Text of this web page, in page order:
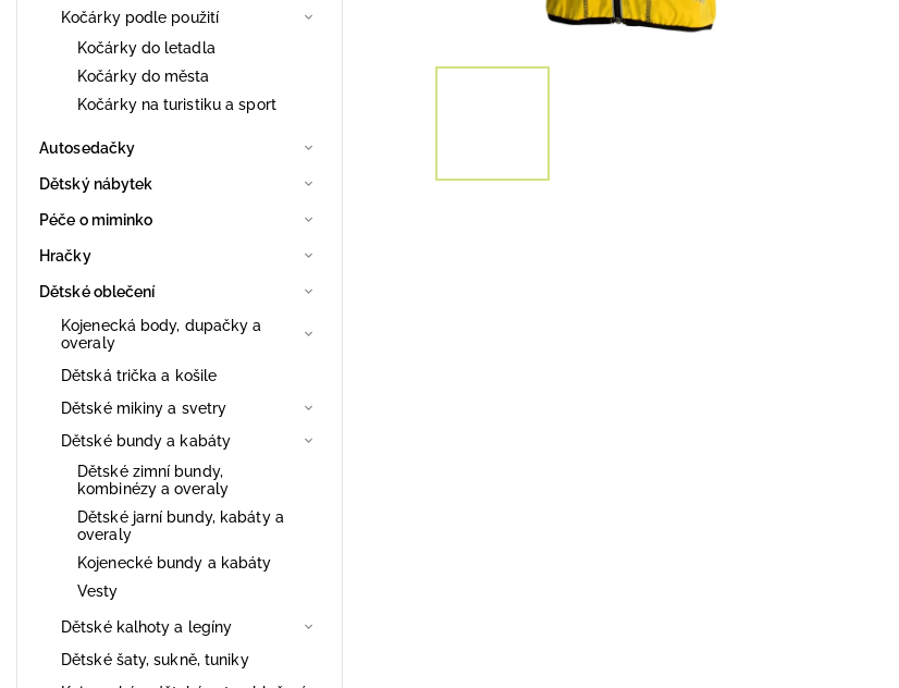
Kočárky podle použití
Kočárky do letadla
Kočárky do města
Kočárky na turistiku a sport
Autosedačky
Dětský nábytek
Péče o miminko
Hračky
Dětské oblečení
Kojenecká body, dupačky a
overaly
Dětská trička a košile
Dětské mikiny a svetry
Dětské bundy a kabáty
Dětské zimní bundy,
kombinézy a overaly
Dětské jarní bundy, kabáty a
overaly
Kojenecké bundy a kabáty
Vesty
Dětské kalhoty a legíny
Dětské šaty, sukně, tuniky